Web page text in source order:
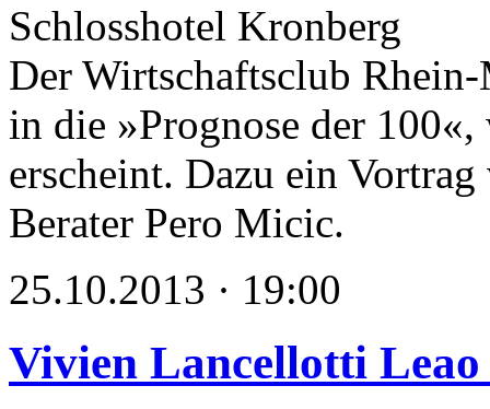
Schlosshotel Kronberg
Der Wirtschaftsclub
in die »Prognose der
erscheint. Dazu ein
Berater Pero Micic.
25.10.2013 · 19:00
Vivien Lancellotti Leao